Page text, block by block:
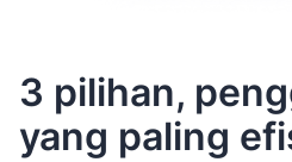
3 pilihan,
yang paling